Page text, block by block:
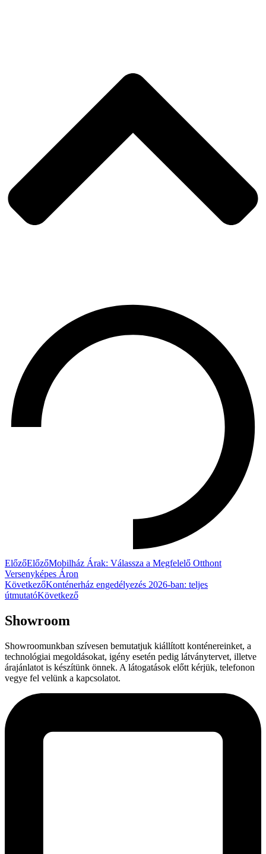
ElőzőElőzőMobilház Árak: Válassza a Megfelelő Otthont
Versenyképes Áron
KövetkezőKonténerház engedélyezés 2026-ban: teljes
útmutatóKövetkező
Showroom
Showroomunkban szívesen bemutatjuk kiállított konténereinket, a
technológiai megoldásokat, igény esetén pedig látványtervet, illetve
árajánlatot is készítünk önnek. A látogatások előtt kérjük, telefonon
vegye fel velünk a kapcsolatot.